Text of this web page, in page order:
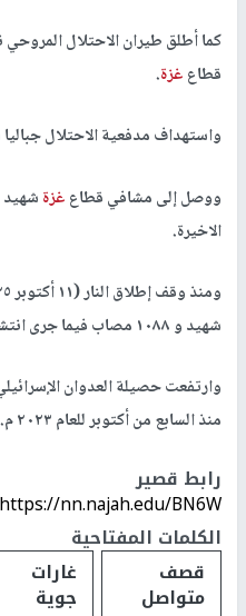
كما أطلق طيران الاحتلال
قطاعغزة.
واستهداف مدفعية الاحتلال
ووصل إلى مشافي قطاعغزة
الاخيرة.
شهيد و ١٠٨٨ مصاب فيما جرى انتشال ٦٣٤ جثمان شهيد.
منذ السابع من أكتوبر للعام ٢٠٢٣ م.
رابط قصير
https://nn.najah.edu/BN6W/
الكلمات المفتاحية
قصف
متواصل
غارات
جوية